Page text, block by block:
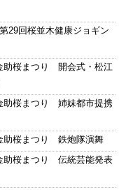
回桜並木健康ジョギン
桜まつり 開会式・松江
桜まつり 姉妹都市提携
桜まつり 鉄炮隊演舞
桜まつり 伝統芸能発表